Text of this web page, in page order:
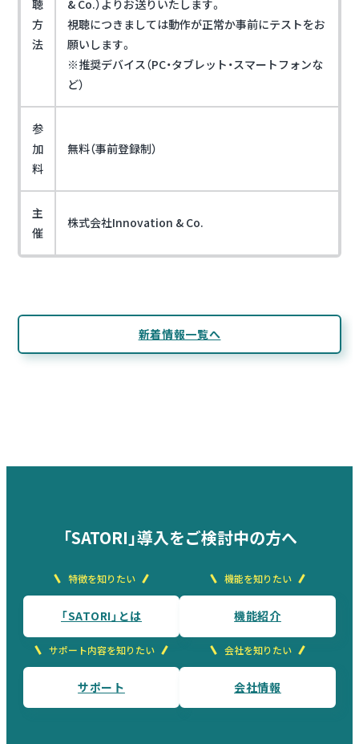
聴
方
法
& Co.）よりお送りいたします。
視聴につきましては動作が正常か事前にテストをお
願いします。
※推奨デバイス（PC・タブレット・スマートフォンな
ど）
参
加
料
無料（事前登録制）
主
催
株式会社Innovation & Co.
新着情報一覧へ
「SATORI」導入をご検討中の方へ
特徴を知りたい
「SATORI」とは
機能を知りたい
機能紹介
サポート内容を知りたい
サポート
会社を知りたい
会社情報